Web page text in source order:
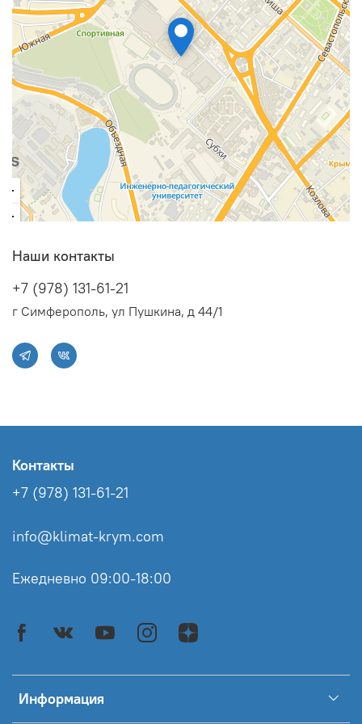
Наши контакты
+7 (978) 131-61-21
г Симферополь, ул Пушкина, д 44/1
Информация
Контакты
+7 (978) 131-61-21
info@klimat-krym.com
Ежедневно 09:00-18:00